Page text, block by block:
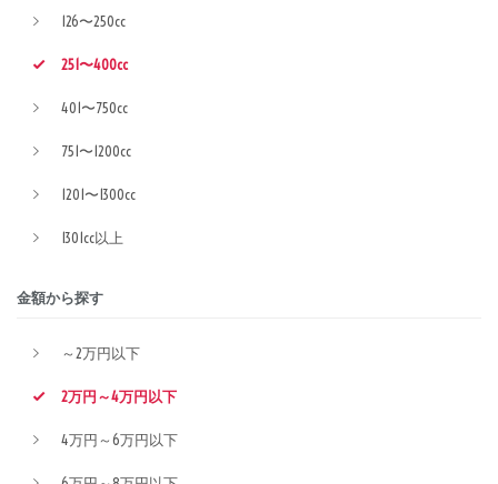
126〜250cc
251〜400cc
401〜750cc
751〜1200cc
1201〜1300cc
1301cc以上
金額から探す
～2万円以下
2万円～4万円以下
4万円～6万円以下